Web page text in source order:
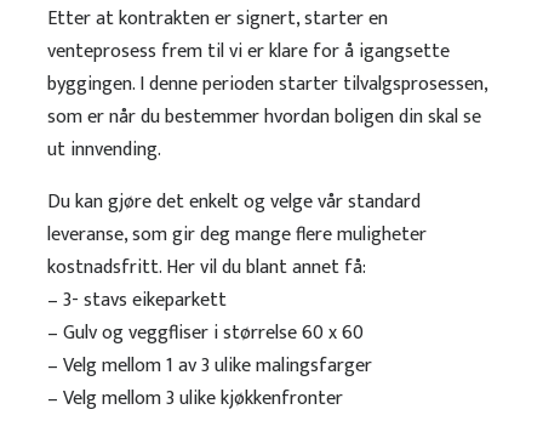
Etter at kontrakten er signert, starter en
venteprosess frem til vi er klare for å igangsette
byggingen. I denne perioden starter tilvalgsprosessen,
som er når dubestemmer hvordan boligen din skal se
ut innvending.
Du kan gjøre det enkelt og velge vår standard
leveranse, som gir deg mange flere muligheter
kostnadsfritt. Her vil du blant annet få:
– 3- stavs eikeparkett
– Gulv og veggfliser i størrelse 60 x 60
– Velg mellom 1 av 3 ulike malingsfarger
– Velg mellom 3 ulike kjøkkenfronter